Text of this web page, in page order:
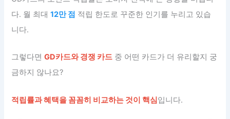
다. 월 최대12만 점 적립 한도로 꾸준한 인기를 누리고 있습
니다.
그렇다면GD카드와 경쟁 카드 중 어떤 카드가 더 유리할지 궁
금하지 않나요?
적립률과 혜택을 꼼꼼히 비교하는 것이 핵심입니다.